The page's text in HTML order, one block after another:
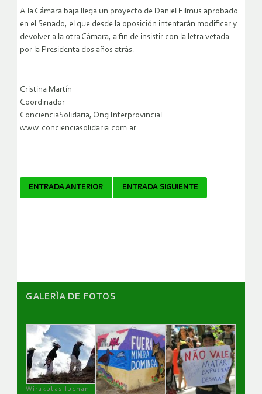
A la Cámara baja llega un proyecto de Daniel Filmus aprobado
en el Senado, el que desde la oposición intentarán modificar y
devolver a la otra Cámara, a fin de insistir con la letra vetada
por la Presidenta dos años atrás.
—
Cristina Martín
Coordinador
ConcienciaSolidaria, Ong Interprovincial
www.concienciasolidaria.com.ar
Navegador
ENTRADA ANTERIOR ENTRADA SIGUIENTE
GALERÌA DE FOTOS
Wirakutas luchan